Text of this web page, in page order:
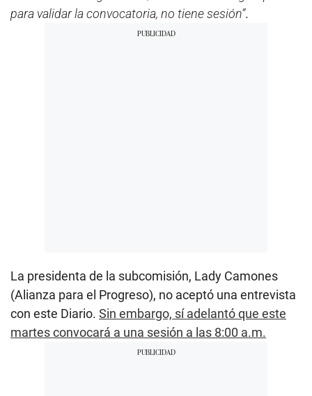
para validar la convocatoria, no tiene sesión”.
La presidenta de la subcomisión, Lady Camones
(Alianza para el Progreso), no aceptó una entrevista
con este Diario. Sin embargo, sí adelantó que este
martes convocará a una sesión a las 8:00 a.m.